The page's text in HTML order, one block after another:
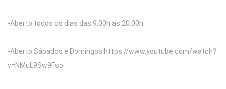
-Aberto todos os dias das 9:00h as 20:00h
-Aberto Sábados e Domingos.https://www.youtube.com/watch?
v=NMuL9Sw9Fso